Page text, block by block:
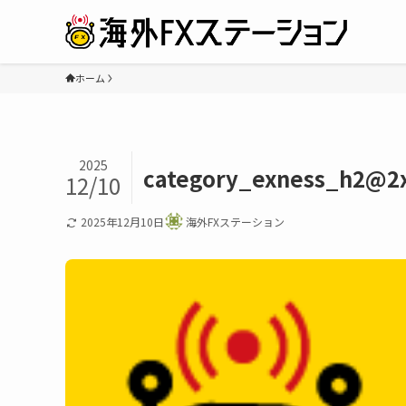
ホーム
2025
12/10
2025年12月10日 海外FXステーション